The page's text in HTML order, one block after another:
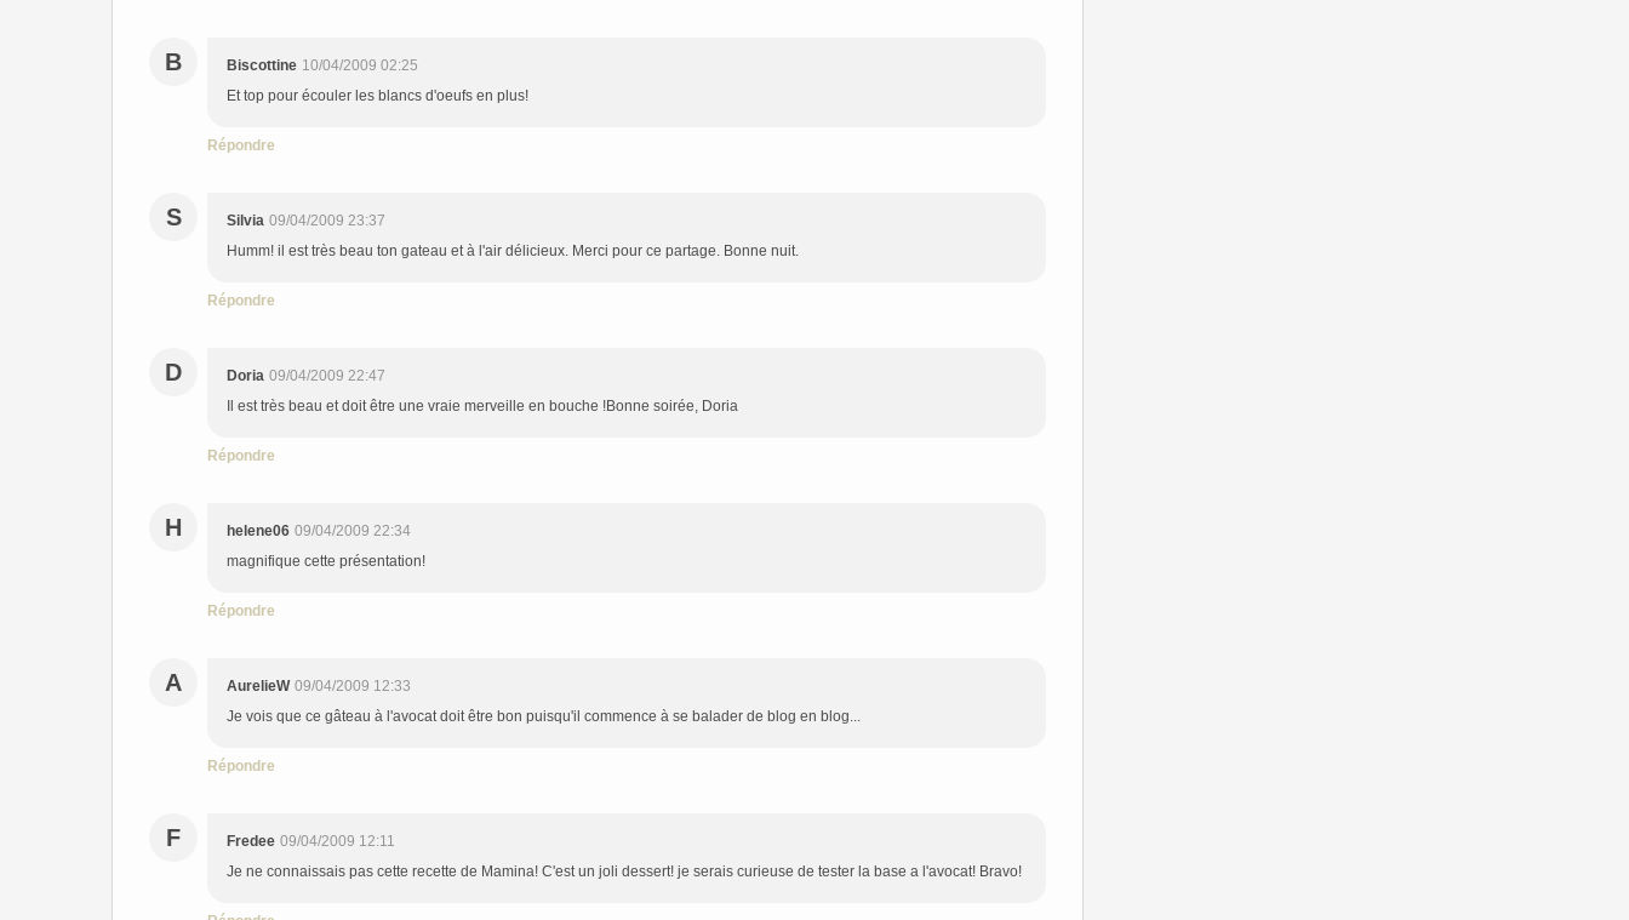
B Biscottine 10/04/2009 02:25
Et top pour écouler les blancs d'oeufs en plus!
Répondre
S Silvia 09/04/2009 23:37
Humm! il est très beau ton gateau et à l'air délicieux. Merci pour ce partage. Bonne nuit.
Répondre
D Doria 09/04/2009 22:47
Il est très beau et doit être une vraie merveille en bouche !Bonne soirée, Doria
Répondre
H helene06 09/04/2009 22:34
magnifique cette présentation!
Répondre
A AurelieW 09/04/2009 12:33
Je vois que ce gâteau à l'avocat doit être bon puisqu'il commence à se balader de blog en blog...
Répondre
F Fredee 09/04/2009 12:11
Je ne connaissais pas cette recette de Mamina! C'est un joli dessert! je serais curieuse de tester la base a l'avocat! Bravo!